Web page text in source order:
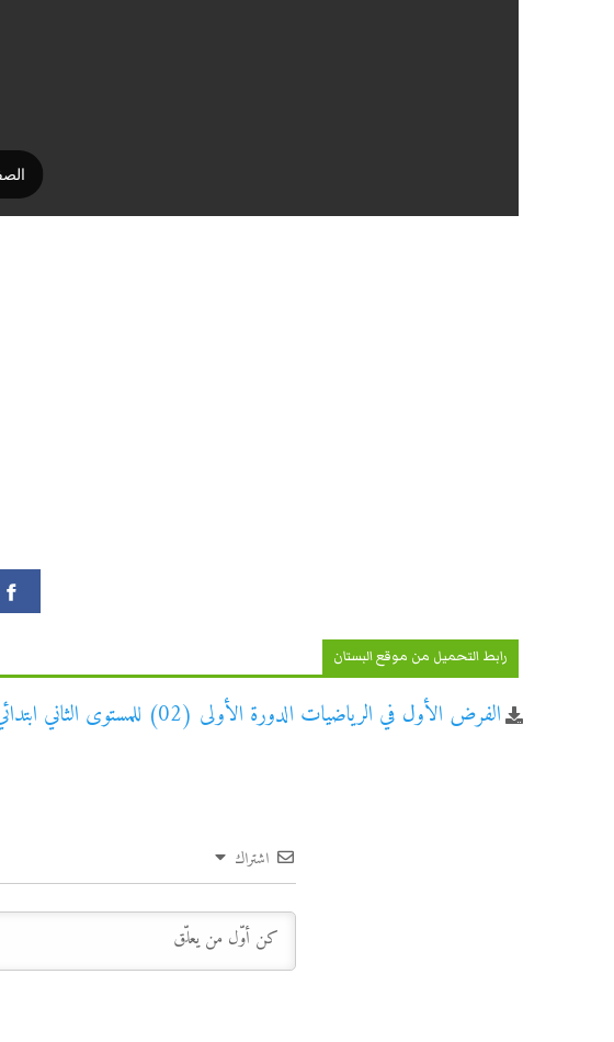
رابط التحميل من موقع البستان
الفرض الأول في الرياضيات الدورة الأولى (02) للمستوى الثاني ابتدائي
اشتراك